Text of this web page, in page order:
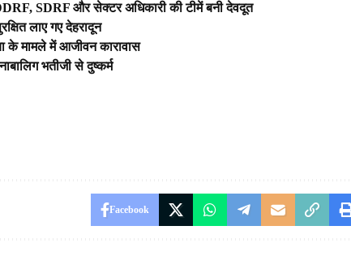
SDRF और सेक्टर अधिकारी की टीमें बनी देवदूत
लाए गए देहरादून
के मामले में आजीवन कारावास
भतीजी से दुष्कर्म
Facebook